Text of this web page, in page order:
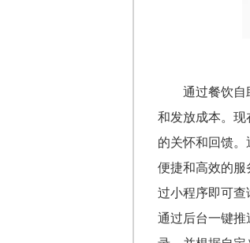
通过餐饮自
和发放成本。
的关怀和回馈
便捷和高效的服
过小程序即可查
通过后台一键